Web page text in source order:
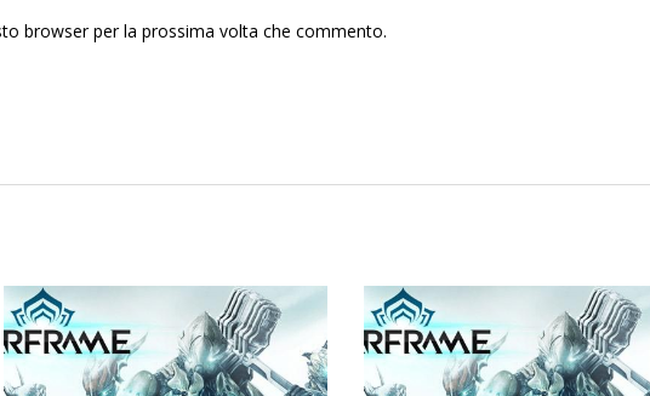
browser per la prossima volta che commento.